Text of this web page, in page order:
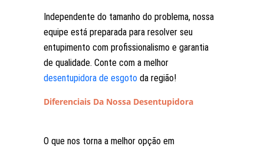
Independente do tamanho do problema, nossa
equipe está preparada para resolver seu
entupimento com profissionalismo e garantia
de qualidade. Conte com a melhor
desentupidora de esgoto da região!
Diferenciais Da Nossa Desentupidora
O que nos torna a melhor opção em